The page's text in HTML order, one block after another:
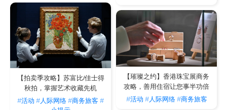
【拍卖季攻略】苏富比/佳士得
秋拍，掌握艺术收藏先机
#活动 #人际网络#商务旅客 #
【璀璨之约】香港珠宝展商务
攻略，善用住宿让您事半功倍
#活动 #人际网络 #商务旅客